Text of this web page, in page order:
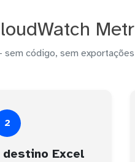
código, sem exportações
2
Excel